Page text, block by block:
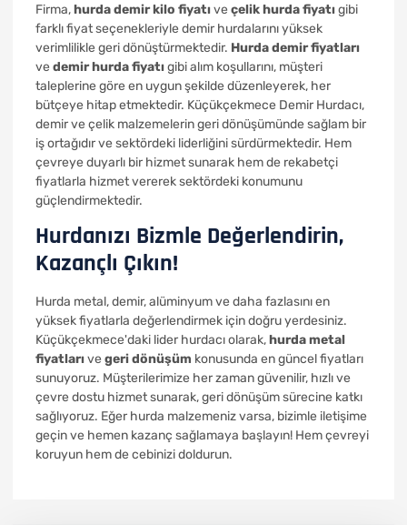
Firma,hurda demir kilo fiyatıve çelik hurda fiyatıgibi
farklı fiyat seçenekleriyle demir hurdalarını yüksek
verimlilikle geri dönüştürmektedir. Hurda demir fiyatları
ve demir hurda fiyatıgibi alım koşullarını, müşteri
taleplerine göre en uygun şekilde düzenleyerek, her
bütçeye hitap etmektedir. Küçükçekmece Demir Hurdacı,
demir ve çelik malzemelerin geri dönüşümünde sağlam bir
iş ortağıdır ve sektördeki liderliğini sürdürmektedir. Hem
çevreye duyarlı bir hizmet sunarak hem de rekabetçi
fiyatlarla hizmet vererek sektördeki konumunu
güçlendirmektedir.
Hurdanızı Bizmle Değerlendirin,
Kazançlı Çıkın!
Hurda metal, demir, alüminyum ve daha fazlasını en
yüksek fiyatlarla değerlendirmek için doğru yerdesiniz.
Küçükçekmece'daki lider hurdacı olarak,hurda metal
fiyatlarıve geri dönüşüm konusunda en güncel fiyatları
sunuyoruz. Müşterilerimize her zaman güvenilir, hızlı ve
çevre dostu hizmet sunarak, geri dönüşüm sürecine katkı
sağlıyoruz. Eğer hurda malzemeniz varsa, bizimle iletişime
geçin ve hemen kazanç sağlamaya başlayın! Hem çevreyi
koruyun hem de cebinizi doldurun.